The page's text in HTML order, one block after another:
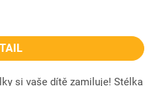
si vaše dítě zamiluje! Stélka